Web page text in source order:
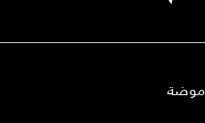
موضة